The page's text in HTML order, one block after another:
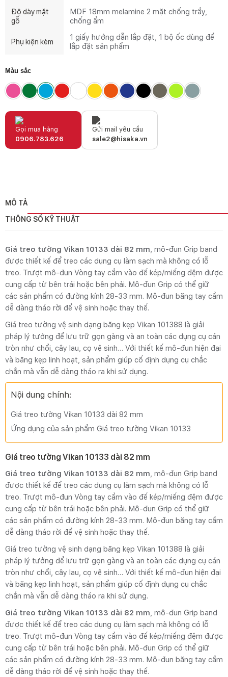
Độ dày mặt
gỗ
MDF 18mm melamine 2 mặt chống trầy,
chống ẩm
Phụ kiện kèm
1 giấy hướng dẫn lắp đặt, 1 bộ ốc dùng để
lắp đặt sản phẩm
Màu sắc
Gọi mua hàng
0906.783.626
Gửi mail yêu cầu
sale2@hisaka.vn
MÔ TẢ
THÔNG SỐ KỸ THUẬT
Giá treo tường Vikan 10133 dài 82 mm , mô-đun Grip band
được thiết kế để treo các dụng cụ làm sạch mà không có lỗ
treo. Trượt mô-đun Vòng tay cầm vào đế kép/miếng đệm được
cung cấp từ bên trái hoặc bên phải. Mô-đun Grip có thể giữ
các sản phẩm có đường kính 28-33 mm. Mô-đun băng tay cầm
dễ dàng tháo rời để vệ sinh hoặc thay thế.
Giá treo tường vệ sinh dạng băng kẹp Vikan 101388 là giải
pháp lý tưởng để lưu trữ gọn gàng và an toàn các dụng cụ cán
tròn như chổi, cây lau, cọ vệ sinh… Với thiết kế mô-đun hiện đại
và băng kẹp linh hoạt, sản phẩm giúp cố định dụng cụ chắc
chắn mà vẫn dễ dàng tháo ra khi sử dụng.
Nội dung chính:
Giá treo tường Vikan 10133 dài 82 mm
Ứng dụng của sản phẩm Giá treo tường Vikan 10133
Giá treo tường Vikan 10133 dài 82 mm
Giá treo tường Vikan 10133 dài 82 mm , mô-đun Grip band
được thiết kế để treo các dụng cụ làm sạch mà không có lỗ
treo. Trượt mô-đun Vòng tay cầm vào đế kép/miếng đệm được
cung cấp từ bên trái hoặc bên phải. Mô-đun Grip có thể giữ
các sản phẩm có đường kính 28-33 mm. Mô-đun băng tay cầm
dễ dàng tháo rời để vệ sinh hoặc thay thế.
Giá treo tường vệ sinh dạng băng kẹp Vikan 101388 là giải
pháp lý tưởng để lưu trữ gọn gàng và an toàn các dụng cụ cán
tròn như chổi, cây lau, cọ vệ sinh… Với thiết kế mô-đun hiện đại
và băng kẹp linh hoạt, sản phẩm giúp cố định dụng cụ chắc
chắn mà vẫn dễ dàng tháo ra khi sử dụng.
Giá treo tường Vikan 10133 dài 82 mm , mô-đun Grip band
được thiết kế để treo các dụng cụ làm sạch mà không có lỗ
treo. Trượt mô-đun Vòng tay cầm vào đế kép/miếng đệm được
cung cấp từ bên trái hoặc bên phải. Mô-đun Grip có thể giữ
các sản phẩm có đường kính 28-33 mm. Mô-đun băng tay cầm
dễ dàng tháo rời để vệ sinh hoặc thay thế.